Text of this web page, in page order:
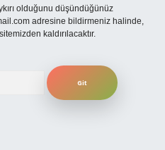
olduğunu düşündüğünüz
adresine bildirmeniz halinde,
kaldırılacaktır.